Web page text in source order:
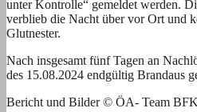
unter Kontrolle“ gemeldet werden.
verblieb die Nacht über vor Ort und
Glutnester.
Nach insgesamt fünf Tagen an
des 15.08.2024 endgültig Brandaus
Bericht und Bilder © ÖA- Team